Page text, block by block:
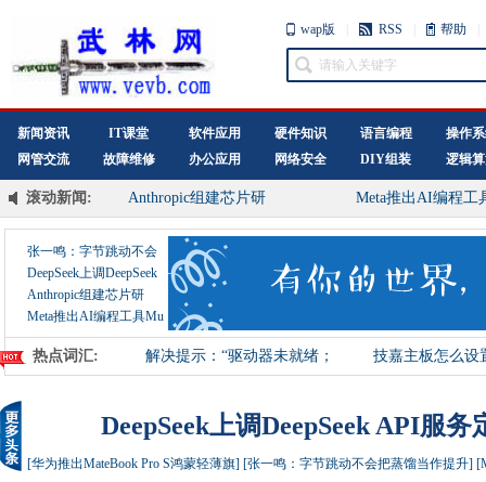
wap版 RSS 帮助
新闻资讯 IT课堂 软件应用 硬件知识 语言编程
操作
网管交流
故障维修 办公应用 网络安全 DIY组装 逻辑
滚动新闻:
华为推出MateBook Pro 华为推出nova 16
Anthropic组建芯片研 Meta推出AI编程工
张一鸣：字节跳动不会
把DeepSeek上调DeepSeek
Anthropic组建芯片研
Meta推出AI编程工具Mu
热点词汇: 解决提示：“驱动器未就绪； 技嘉主板怎么设
DeepSeek上调DeepSeek API服
[华为推出MateBook Pro S鸿蒙轻薄旗] [张一鸣：字节跳动不会把蒸馏当作提升]